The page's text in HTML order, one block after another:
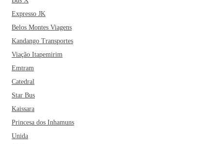
Expresso JK
Belos Montes Viagens
Kandango Transportes
Viação Itapemirim
Emtram
Catedral
Star Bus
Kaissara
Princesa dos Inhamuns
Unida